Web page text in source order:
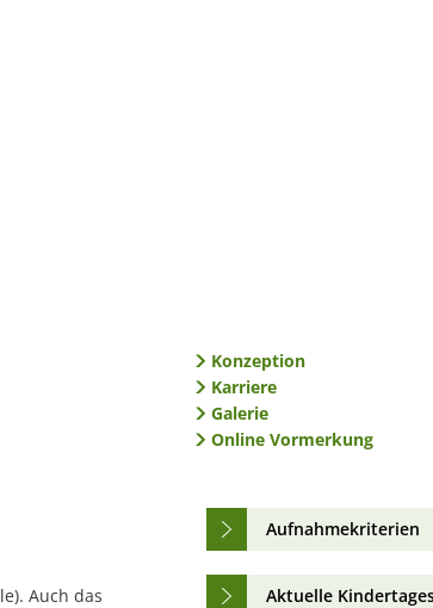
Auch das
Konzeption
Karriere
Galerie
Online Vormerkung
Aufnahmekriterien
Aktuelle